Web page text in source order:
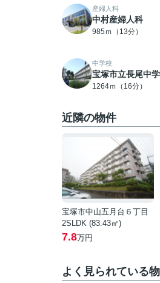
産婦人科
中村産婦人科
985ｍ（13分）
中学校
宝塚市立長尾中
1264ｍ（16分）
近隣の物件
宝塚市中山五月台６丁目
2SLDK (83.43㎡)
7.8万円
よく見られている